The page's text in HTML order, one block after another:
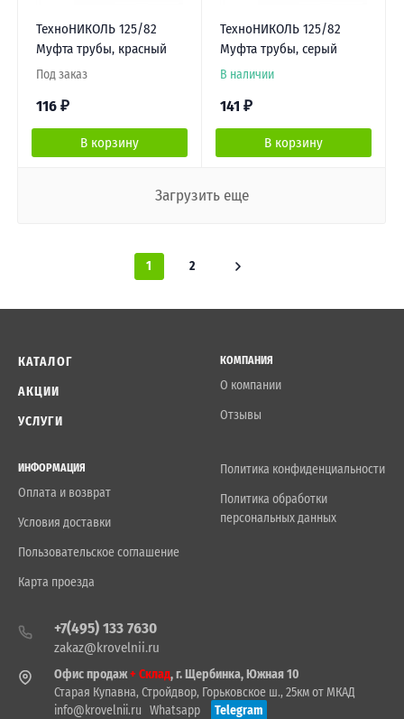
ТехноНИКОЛЬ 125/82
Муфта трубы, красный
Под заказ
116 ₽
В корзину
ТехноНИКОЛЬ 125/82
Муфта трубы, серый
В наличии
141 ₽
В корзину
Загрузить еще
1 2
КАТАЛОГ
АКЦИИ
УСЛУГИ
КОМПАНИЯ
О компании
Отзывы
ИНФОРМАЦИЯ
Оплата и возврат
Условия доставки
Пользовательское соглашение
Карта проезда
Политика конфиденциальности
Политика обработки
персональных данных
+7(495) 133 7630
zakaz@krovelnii.ru
Офис продаж+ Склад, г. Щербинка, Южная 10
Старая Купавна, Стройдвор, Горьковское ш., 25км от МКАД
info@krovelnii.ru Whatsapp
Telegram